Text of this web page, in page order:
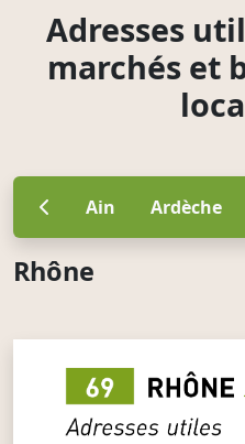
Adresses
marchés et
Ain Ardèche
Rhône